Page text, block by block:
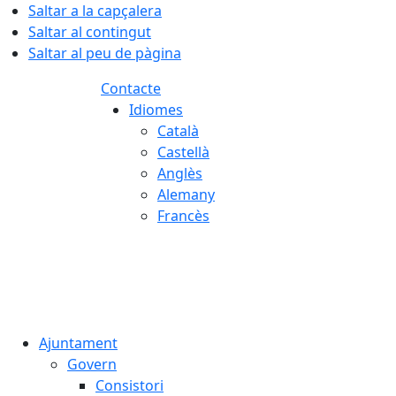
Saltar a la capçalera
Saltar al contingut
Saltar al peu de pàgina
Contacte
Idiomes
Català
Castellà
Anglès
Alemany
Francès
Ajuntament
Govern
Consistori